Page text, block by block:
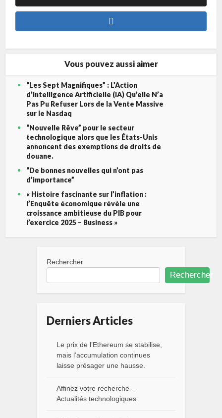
Vous pouvez aussi aimer
“Les Sept Magnifiques” : L’Action
d’Intelligence Artificielle (IA) Qu’elle N’a
Pas Pu Refuser Lors de la Vente Massive
sur le Nasdaq
“Nouvelle Rêve” pour le secteur
technologique alors que les États-Unis
annoncent des exemptions de droits de
douane.
“De bonnes nouvelles qui n’ont pas
d’importance”
« Histoire fascinante sur l’inflation :
l’Enquête économique révèle une
croissance ambitieuse du PIB pour
l’exercice 2025 – Business »
Rechercher
Rechercher
Derniers Articles
Le prix de l’Ethereum se stabilise,
mais l’accumulation continues
laisse présager une hausse.
Affinez votre recherche –
Actualités technologiques